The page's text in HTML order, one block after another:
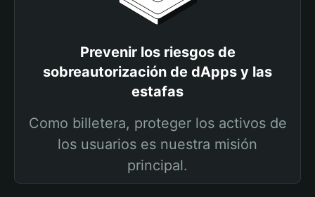
Prevenir los riesgos de
sobreautorización de dApps y las
estafas
Como billetera, proteger los activos de
los usuarios es nuestra misión
principal.